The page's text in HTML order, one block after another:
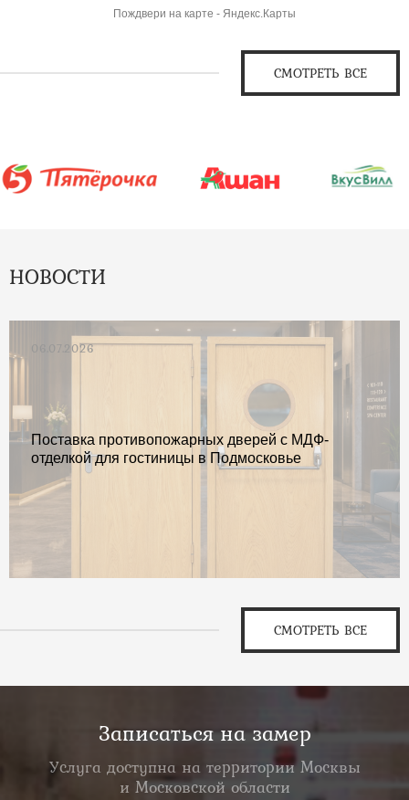
Пождвери на карте - Яндекс.Карты
СМОТРЕТЬ ВСЕ
НОВОСТИ
06.07.2026
Поставка противопожарных дверей с МДФ-
отделкой для гостиницы в Подмосковье
СМОТРЕТЬ ВСЕ
Записаться на замер
Услуга доступна на территории Москвы
и Московской области